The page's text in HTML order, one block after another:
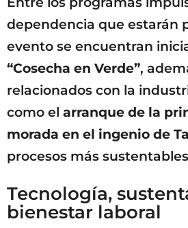
dependencia que estarán
evento se encuentran
“Cosecha en Verde”,
relacionados con la
como el arranque de la
morada en el ingenio de
procesos más
Tecnología,
bienestar laboral